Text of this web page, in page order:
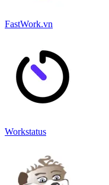
FastWork.vn
Workstatus